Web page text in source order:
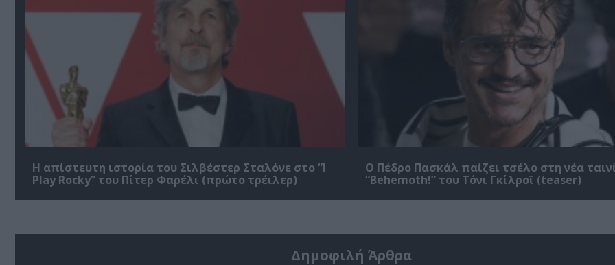
Η απίστευτη ιστορία του Σιλβέστερ Σταλόνε στο “I
Play Rocky” του Πίτερ Φαρέλι (πρώτο τρέιλερ)
Ο Πέδρο Πασκάλ παίζει τσέλο στη νέα
“Behemoth!” του Τόνι Γκίλροϊ (teaser)
Δημοφιλή Άρθρα